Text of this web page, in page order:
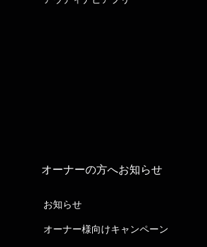
オーナーの方へお知らせ
お知らせ
オーナー様向けキャンペーン